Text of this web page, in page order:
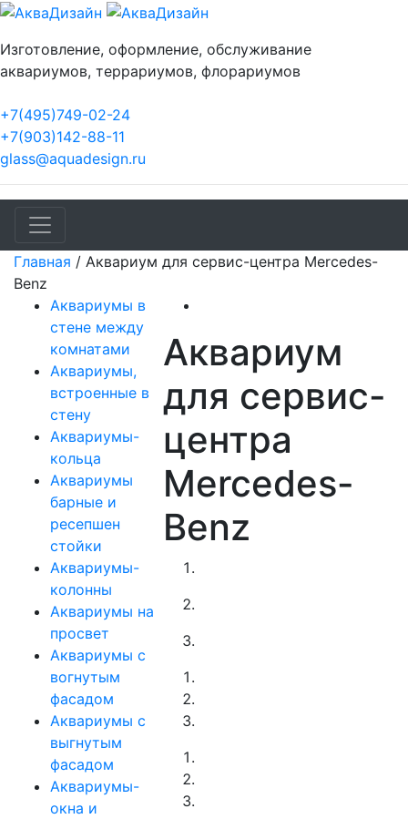
Изготовление, оформление, обслуживание
аквариумов, террариумов, флорариумов
+7(495)749-02-24
+7(903)142-88-11
glass@aquadesign.ru
Главная / Аквариум для сервис-центра Mercedes-
Benz
Аквариумы в
стене между
комнатами
Аквариумы,
встроенные в
стену
Аквариумы-
кольца
Аквариумы
барные и
ресепшен
стойки
Аквариумы-
колонны
Аквариумы на
просвет
Аквариумы с
вогнутым
фасадом
Аквариумы с
выгнутым
фасадом
Аквариумы-
окна и
Аквариум
для сервис-
центра
Mercedes-
Benz